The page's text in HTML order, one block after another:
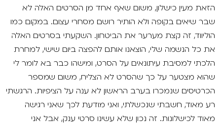
הזאת מעין כישלון, משום שאף אחד מן הסרטים האלה לא
שבר שיאים בקופה ולא הותיר רושם מסחרי עצום. במקום כמו
הוליווד, זה קצת מערער את הביטחון. השקעתי בסרטים האלה
את כל הנשמה שלי, הוצאנו אותם להפצה ביום שישי, למחרת
הלכתי למסיבת עיתונאים על הסרט, ומישהו כבר בא לומר לי
שהוא מצטער על כך שהסרט לא הצליח, משום שמספר
הכרטיסים שנמכרו בערב הראשון לא ענה על הציפיות. הרגשתי
רע מאוד, חשבתי שנכשלתי, ואני מודעת לכך שאני רגישה
מאוד לכישלונות. זה נכון שלא עשינו סרטי ענק, אבל אני